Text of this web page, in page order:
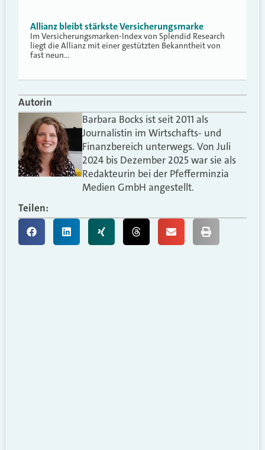
Allianz bleibt stärkste Versicherungsmarke
Im Versicherungsmarken-Index von Splendid Research
liegt die Allianz mit einer gestützten Bekanntheit von
fast neun…
Autorin
Barbara Bocks ist seit 2011 als
Journalistin im Wirtschafts- und
Finanzbereich unterwegs. Von Juli
2024 bis Dezember 2025 war sie als
Redakteurin bei der Pfefferminzia
Medien GmbH angestellt.
Teilen: